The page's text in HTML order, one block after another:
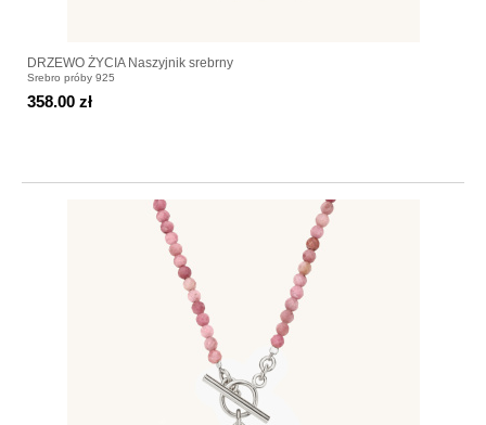
DRZEWO ŻYCIA Naszyjnik srebrny
Srebro próby 925
358.00 zł